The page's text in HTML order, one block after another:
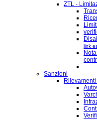
ZTL -
link
Sanzioni